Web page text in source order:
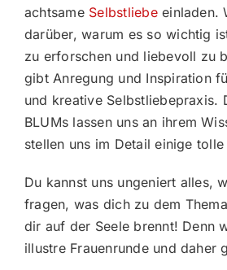
achtsame Selbstliebeeinladen.
darüber, warum es so wichtig
zu erforschen und liebevoll zu
gibt Anregung und Inspiration
und kreative Selbstliebepraxis.
BLUMs lassen uns an ihrem
stellen uns im Detail einige
Du kannst uns ungeniert alles,
fragen, was dich zu dem
dir auf der Seele brennt! Denn
illustre Frauenrunde und daher